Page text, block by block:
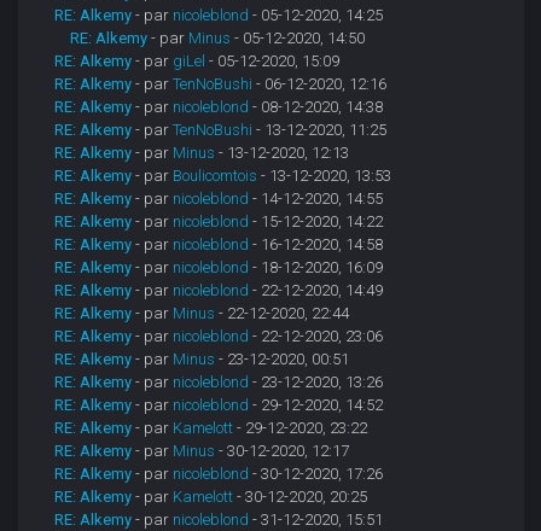
RE: Alkemy - par nicoleblond - 05-12-2020, 14:25
RE: Alkemy - par Minus - 05-12-2020, 14:50
RE: Alkemy - par giLel - 05-12-2020, 15:09
RE: Alkemy - parTenNoBushi - 06-12-2020, 12:16
RE: Alkemy - par nicoleblond - 08-12-2020, 14:38
RE: Alkemy - parTenNoBushi - 13-12-2020, 11:25
RE: Alkemy - par Minus - 13-12-2020, 12:13
RE: Alkemy - par Boulicomtois - 13-12-2020, 13:53
RE: Alkemy - par nicoleblond - 14-12-2020, 14:55
RE: Alkemy - par nicoleblond - 15-12-2020, 14:22
RE: Alkemy - par nicoleblond - 16-12-2020, 14:58
RE: Alkemy - par nicoleblond - 18-12-2020, 16:09
RE: Alkemy - par nicoleblond - 22-12-2020, 14:49
RE: Alkemy - par Minus - 22-12-2020, 22:44
RE: Alkemy - par nicoleblond - 22-12-2020, 23:06
RE: Alkemy - par Minus - 23-12-2020, 00:51
RE: Alkemy - par nicoleblond - 23-12-2020, 13:26
RE: Alkemy - par nicoleblond - 29-12-2020, 14:52
RE: Alkemy - par Kamelott - 29-12-2020, 23:22
RE: Alkemy - par Minus - 30-12-2020, 12:17
RE: Alkemy - par nicoleblond - 30-12-2020, 17:26
RE: Alkemy - par Kamelott - 30-12-2020, 20:25
RE: Alkemy - par nicoleblond - 31-12-2020, 15:51